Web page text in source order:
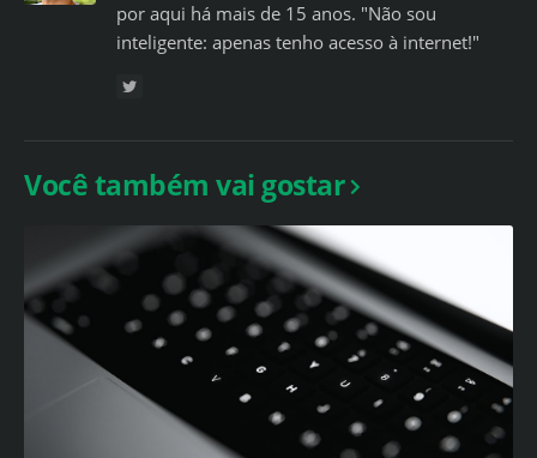
por aqui há mais de 15 anos. "Não sou
inteligente: apenas tenho acesso à internet!"
Você também vai gostar